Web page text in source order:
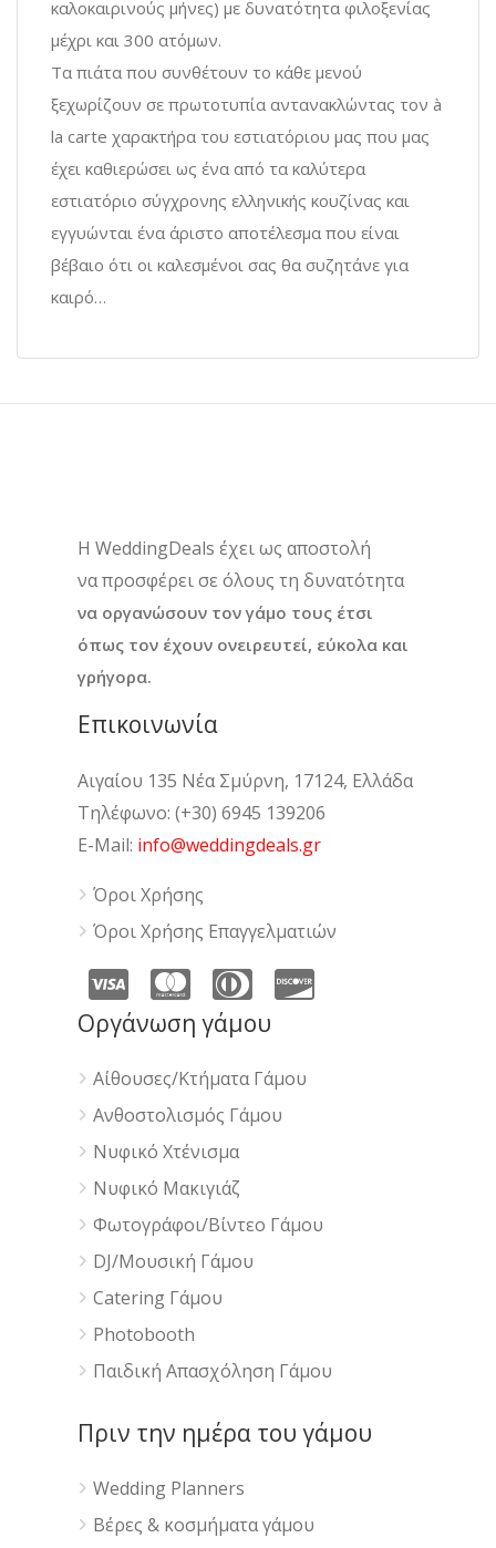
καλοκαιρινούς μήνες) με δυνατότητα φιλοξενίας
μέχρι και 300 ατόμων.
Τα πιάτα που συνθέτουν το κάθε μενού
ξεχωρίζουν σε πρωτοτυπία αντανακλώντας τον à
la carte χαρακτήρα του εστιατόριου μας που μας
έχει καθιερώσει ως ένα από τα καλύτερα
εστιατόριο σύγχρονης ελληνικής κουζίνας και
εγγυώνται ένα άριστο αποτέλεσμα που είναι
βέβαιο ότι οι καλεσμένοι σας θα συζητάνε για
καιρό…
H WeddingDeals έχει ως αποστολή
να προσφέρει σε όλους τη δυνατότητα
να οργανώσουν τον γάμο τους έτσι
όπως τον έχουν ονειρευτεί, εύκολα και
γρήγορα.
Επικοινωνία
Αιγαίου 135 Νέα Σμύρνη, 17124, Ελλάδα
Τηλέφωνο: (+30) 6945 139206
E-Mail: info@weddingdeals.gr
Όροι Χρήσης
Όροι Χρήσης Επαγγελματιών
Οργάνωση γάμου
Αίθουσες/Κτήματα Γάμου
Ανθοστολισμός Γάμου
Νυφικό Χτένισμα
Νυφικό Μακιγιάζ
Φωτογράφοι/Βίντεο Γάμου
DJ/Μουσική Γάμου
Catering Γάμου
Photobooth
Παιδική Απασχόληση Γάμου
Πριν την ημέρα του γάμου
Wedding Planners
Βέρες & κοσμήματα γάμου